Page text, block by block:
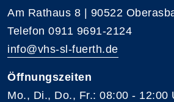
Am Rathaus 8 | 90522
Telefon 0911 9691-2124
info@vhs-sl-fuerth.de
Öffnungszeiten
Mo., Di., Do., Fr.: 08:00 - 12:00